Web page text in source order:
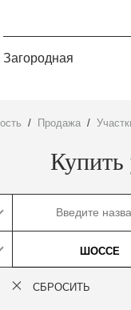
Загородная
Продажа
Купить
ШОССЕ
СБРОСИТЬ